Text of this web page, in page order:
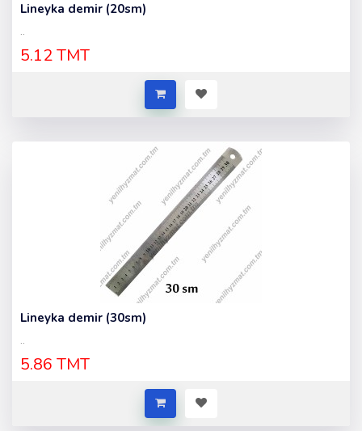
Lineyka demir (20sm)
..
5.12 TMT
Lineyka demir (30sm)
..
5.86 TMT